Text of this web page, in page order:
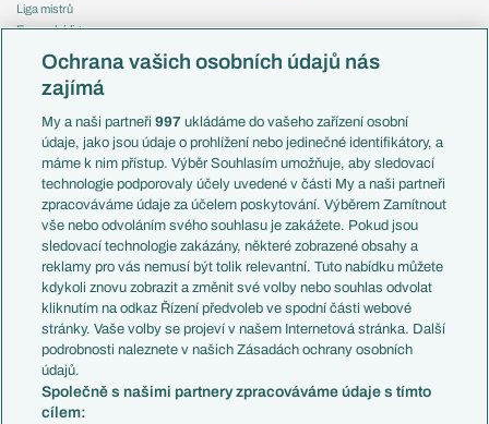
Liga mistrů
Evropská liga
Mistrovství světa
Liga národů
Témata
Představení týmů MS
EuroSkauting
PL v kostce
Evropské koeficienty
Přestupy
Přestupové spekulace
Zranění
Kluby
Arsenal FC
Chelsea FC
Manchester United
AC Milán
Česko
Francie
Itálie
Německo
Španělsko
Argentina
Brazílie
Přestupy
Zápasy
Livescore
Tipovací soutěž
Ochrana vašich osobních údajů nás
zajímá
My a naši partneři997 ukládáme do vašeho zařízení osobní
údaje, jako jsou údaje o prohlížení nebo jedinečné identifikátory, a
máme k nim přístup. Výběr Souhlasím umožňuje, aby sledovací
technologie podporovaly účely uvedené v části My a naši partneři
zpracováváme údaje za účelem poskytování. Výběrem Zamítnout
vše nebo odvoláním svého souhlasu je zakážete. Pokud jsou
sledovací technologie zakázány, některé zobrazené obsahy a
reklamy pro vás nemusí být tolik relevantní. Tuto nabídku můžete
kdykoli znovu zobrazit a změnit své volby nebo souhlas odvolat
kliknutím na odkaz Řízení předvoleb ve spodní části webové
stránky. Vaše volby se projeví v našem Internetová stránka. Další
podrobnosti naleznete v našich Zásadách ochrany osobních
údajů.
Společně s našimi partnery zpracováváme údaje s tímto
cílem: